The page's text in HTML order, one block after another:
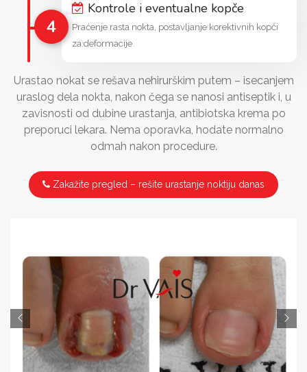
Kontrole i eventualne kopče
Praćenje rasta nokta, postavljanje korektivnih kopči
za deformacije
4
Urastao nokat se rešava nehirurškim putem – isecanjem
uraslog dela nokta, nakon čega se nanosi antiseptik i, u
zavisnosti od dubine urastanja, antibiotska krema po
preporuci lekara. Nema oporavka, hodate normalno
odmah nakon procedure.
Zakažite pregled – rešite urastanje noktiju danas